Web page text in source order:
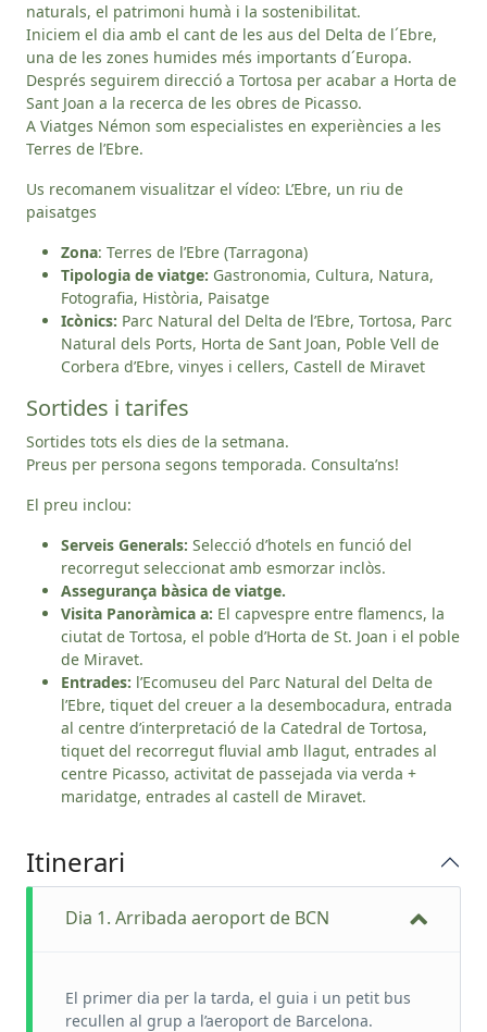
naturals, el patrimoni humà i la sostenibilitat.
Iniciem el dia amb el cant de les aus del Delta de l´Ebre,
una de les zones humides més importants d´Europa.
Després seguirem direcció a Tortosa per acabar a Horta de
Sant Joan a la recerca de les obres de Picasso.
A Viatges Némon som especialistes en experiències a les
Terres de l’Ebre.
Us recomanem visualitzar el vídeo: L’Ebre, un riu de
paisatges
Zona: Terres de l’Ebre (Tarragona)
Tipologia de viatge: Gastronomia, Cultura, Natura,
Fotografia, Història, Paisatge
Icònics: Parc Natural del Delta de l’Ebre, Tortosa, Parc
Natural dels Ports, Horta de Sant Joan, Poble Vell de
Corbera d’Ebre, vinyes i cellers, Castell de Miravet
Sortides i tarifes
Sortides tots els dies de la setmana.
Preus per persona segons temporada. Consulta’ns!
El preu inclou:
Serveis Generals: Selecció d’hotels en funció del
recorregut seleccionat amb esmorzar inclòs.
Assegurança bàsica de viatge.
Visita Panoràmica a: El capvespre entre flamencs, la
ciutat de Tortosa, el poble d’Horta de St. Joan i el poble
de Miravet.
Entrades: l’Ecomuseu del Parc Natural del Delta de
l’Ebre, tiquet del creuer a la desembocadura, entrada
al centre d’interpretació de la Catedral de Tortosa,
tiquet del recorregut fluvial amb llagut, entrades al
centre Picasso, activitat de passejada via verda +
maridatge, entrades al castell de Miravet.
Itinerari
Dia 1. Arribada aeroport de BCN
El primer dia per la tarda, el guia i un petit bus
recullen al grup a l’aeroport de Barcelona.